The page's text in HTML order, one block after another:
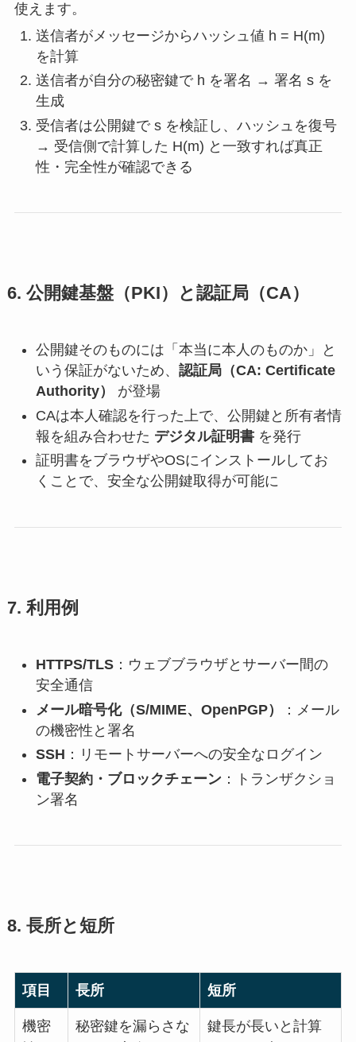
使えます。
送信者がメッセージからハッシュ値 h = H(m)
を計算
送信者が自分の秘密鍵で h を署名 → 署名 sを
生成
受信者は公開鍵で sを検証し、ハッシュを復号
→ 受信側で計算した H(m) と一致すれば真正
性・完全性が確認できる
6. 公開鍵基盤（PKI）と認証局（CA）
公開鍵そのものには「本当に本人のものか」と
いう保証がないため、 認証局（CA: Certificate
Authority）
が登場
CAは本人確認を行った上で、公開鍵と所有者情
報を組み合わせた デジタル証明書を発行
証明書をブラウザやOSにインストールしてお
くことで、安全な公開鍵取得が可能に
7. 利用例
HTTPS/TLS：ウェブブラウザとサーバー間の
安全通信
メール暗号化（S/MIME、OpenPGP）
：メール
の機密性と署名
SSH ：リモートサーバーへの安全なログイン
電子契約・ブロックチェーン：トランザクショ
ン署名
8. 長所と短所
項目 長所 短所
機密
秘密鍵を漏らさな
鍵長が長いと計算